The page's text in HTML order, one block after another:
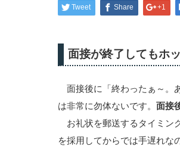
Tweet Share +1
面接が終了してもホ
面接後に「終わったぁ～。
は非常に勿体ないです。 面接
お礼状を郵送するタイミン
を採用してからでは手遅れな